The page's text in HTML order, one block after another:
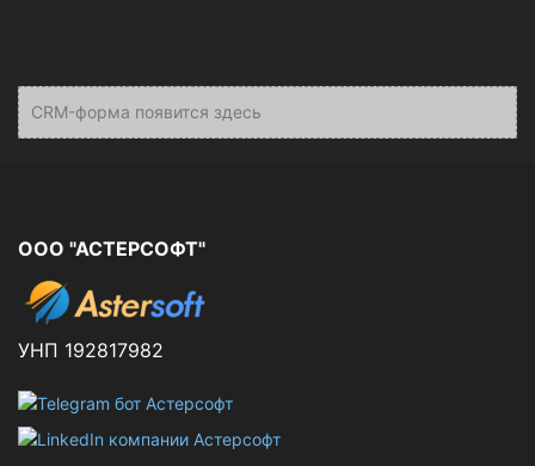
CRM-форма появится здесь
ООО "АСТЕРСОФТ"
УНП 192817982